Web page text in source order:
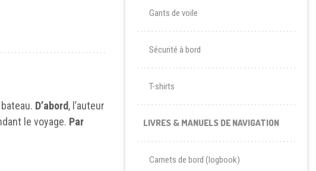
D’abord, l’auteur
le voyage. Par
Gants de voile
Sécurité à bord
T-shirts
LIVRES & MANUELS DE NAVIGATION
Carnets de bord (logbook)